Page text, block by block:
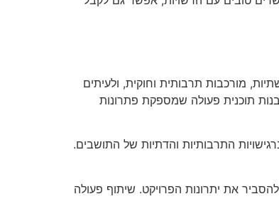
מורכבות תרבותית וחוקית, ולעיתים
תוכנית פעולה שמספקת פתרונות
התרבותיות והדתיות של התושבים.
את יתרונות הפרויקט. שיתוף פעולה